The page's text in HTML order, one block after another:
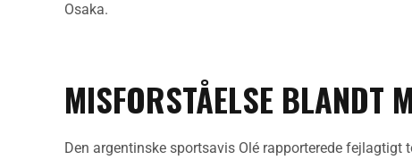
Osaka.
MISFORSTÅELSE BLANDT
Den argentinske sportsavis Olé rapporterede